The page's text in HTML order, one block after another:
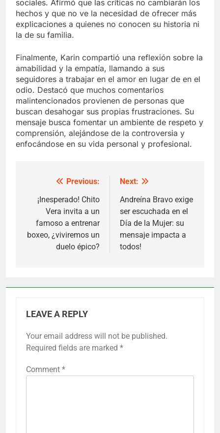
sociales. Afirmó que las críticas no cambiarán los
hechos y que no ve la necesidad de ofrecer más
explicaciones a quienes no conocen su historia ni
la de su familia.
Finalmente, Karin compartió una reflexión sobre la
amabilidad y la empatía, llamando a sus
seguidores a trabajar en el amor en lugar de en el
odio. Destacó que muchos comentarios
malintencionados provienen de personas que
buscan desahogar sus propias frustraciones. Su
mensaje busca fomentar un ambiente de respeto y
comprensión, alejándose de la controversia y
enfocándose en su vida personal y profesional.
navigation
Previous:
¡Inesperado! Chito
Vera invita a un
famoso a entrenar
boxeo, ¿viviremos un
duelo épico?
Next:
Andreína Bravo exige
ser escuchada en el
Día de la Mujer: su
mensaje impacta a
todos!
LEAVE A REPLY
Your email address will not be published.
Required fields are marked *
Comment *